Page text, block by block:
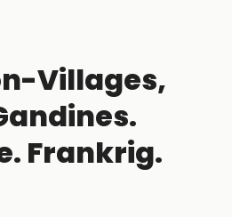
Villages,
Frankrig.